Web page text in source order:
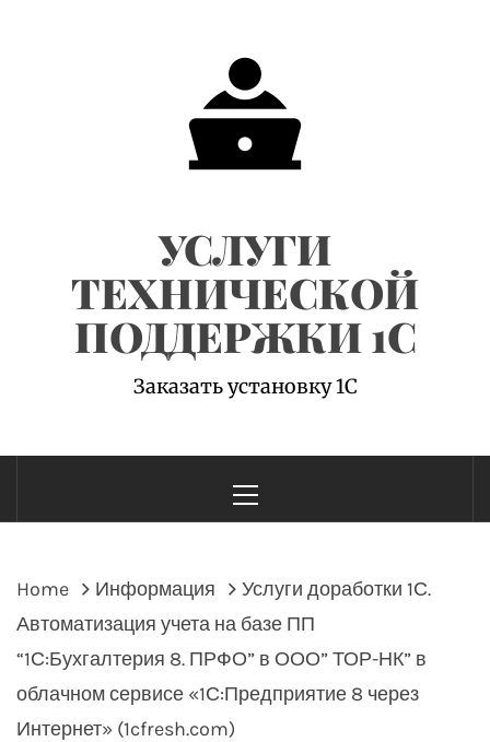
УСЛУГИ
ТЕХНИЧЕСКОЙ
ПОДДЕРЖКИ 1С
Заказать установку 1С
Menu
Home Информация
Услуги доработки 1С.
Автоматизация учета на базе ПП
“1С:Бухгалтерия 8. ПРФО” в ООО” ТОР-НК” в
облачном сервисе «1С:Предприятие 8 через
Интернет» (1cfresh.com)